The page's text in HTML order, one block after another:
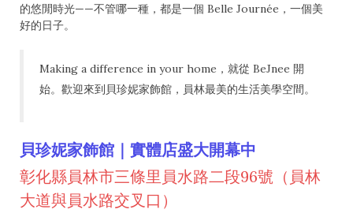
的悠閒時光——不管哪一種，都是一個 Belle Journée，一個美
好的日子。
Making a difference in your home，就從 BeJnee 開
始。歡迎來到貝珍妮家飾館，員林最美的生活美學空間。
貝珍妮家飾館｜實體店盛大開幕中
彰化縣員林市三條里員水路二段96號（員林
大道與員水路交叉口）